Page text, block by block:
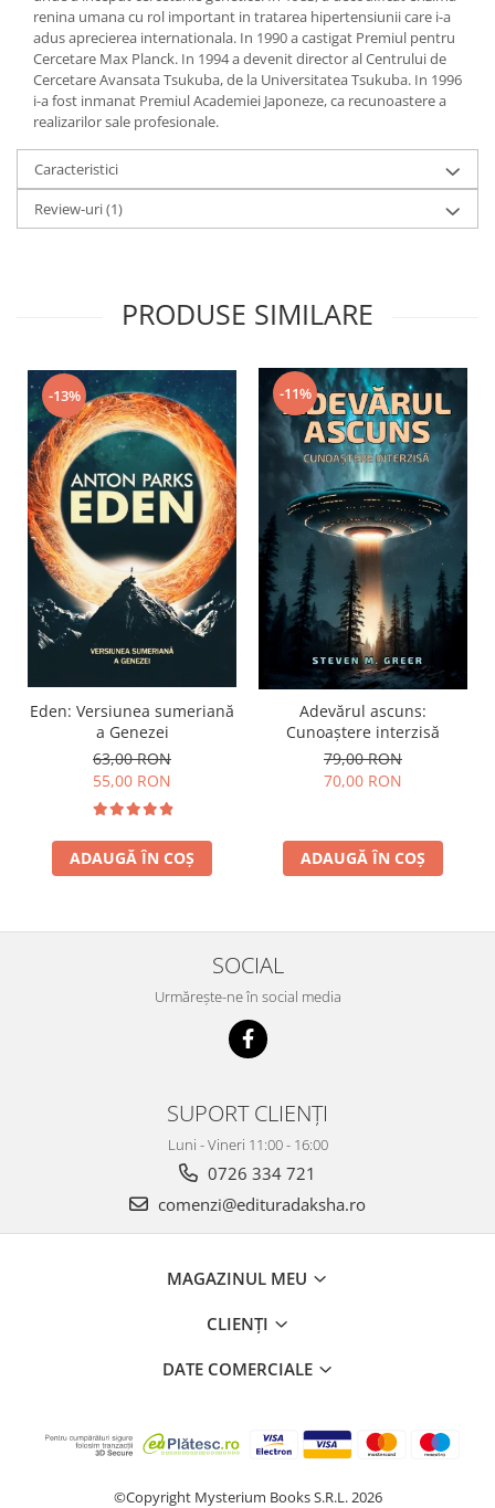
renina umana cu rol important in tratarea hipertensiunii care i-a
adus aprecierea internationala. In 1990 a castigat Premiul pentru
Cercetare Max Planck. In 1994 a devenit director al Centrului de
Cercetare Avansata Tsukuba, de la Universitatea Tsukuba. In 1996
i-a fost inmanat Premiul Academiei Japoneze, ca recunoastere a
realizarilor sale profesionale.
Caracteristici
Review-uri(1)
PRODUSE SIMILARE
-13%
Eden: Versiunea sumeriană
a Genezei
63,00 RON
55,00 RON
ADAUGĂ ÎN COȘ
-11%
Adevărul ascuns:
Cunoaștere interzisă
79,00 RON
70,00 RON
ADAUGĂ ÎN COȘ
SOCIAL
Urmărește-ne în social media
SUPORT CLIENȚI
Luni - Vineri 11:00 - 16:00
0726 334 721
comenzi@edituradaksha.ro
MAGAZINUL MEU
CLIENȚI
DATE COMERCIALE
©Copyright Mysterium Books S.R.L. 2026